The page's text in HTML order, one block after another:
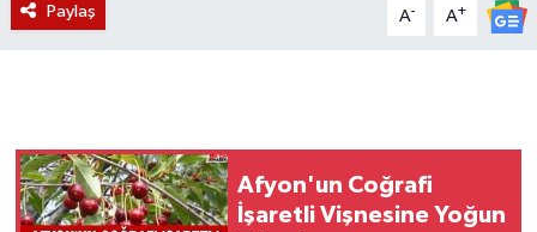
Paylaş A- A+
Afyon'un Coğrafi
İşaretli Vişnesine Yoğun